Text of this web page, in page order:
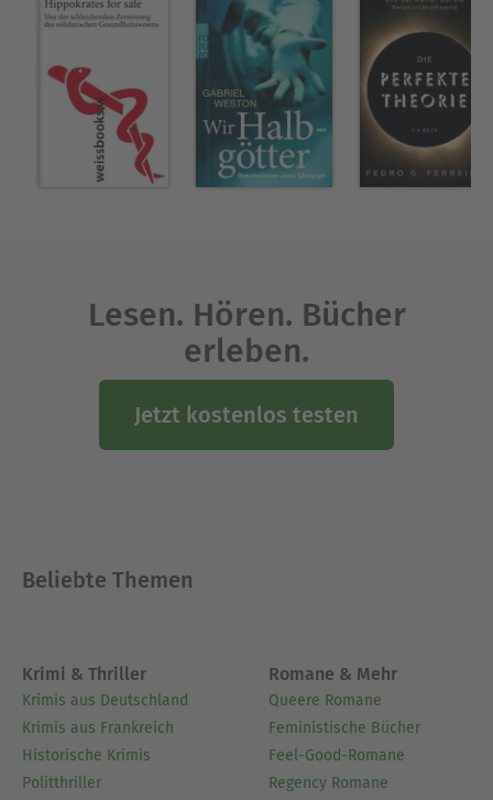
Ausblenden
Lesen. Hören. Bücher
erleben.
Jetzt kostenlos testen
Beliebte Themen
Krimi & Thriller
Krimis aus Deutschland
Krimis aus Frankreich
Historische Krimis
Politthriller
Romane & Mehr
Queere Romane
Feministische Bücher
Feel-Good-Romane
Regency Romane